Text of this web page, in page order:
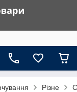
Різне